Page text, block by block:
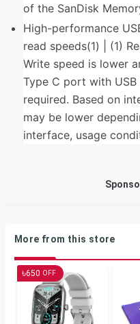
of the SanDisk
High-performance
read speeds(1) | (1)
Write speed is lower
Type C port with USB
required. Based on
may be lower
interface, usage
More from this store
৳650 OFF